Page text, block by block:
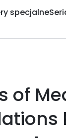
specjalne
of